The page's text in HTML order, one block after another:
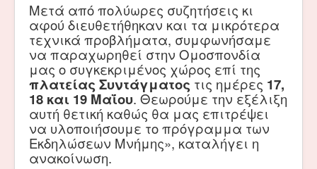
Μετά από πολύωρες συζητήσεις κι
αφού διευθετήθηκαν και τα μικρότερα
τεχνικά προβλήματα, συμφωνήσαμε
να παραχωρηθεί στην Ομοσπονδία
μας ο συγκεκριμένος χώρος επί της
πλατείας Συντάγματος τις ημέρες 17,
18 και 19 Μαΐου. Θεωρούμε την εξέλιξη
αυτή θετική καθώς θα μας επιτρέψει
να υλοποιήσουμε το πρόγραμμα των
Εκδηλώσεων Μνήμης», καταλήγει η
ανακοίνωση.